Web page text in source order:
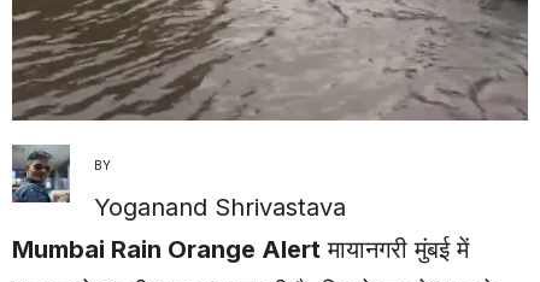
BY
Yoganand Shrivastava
Mumbai Rain Orange Alert मायानगरी मुंबई में